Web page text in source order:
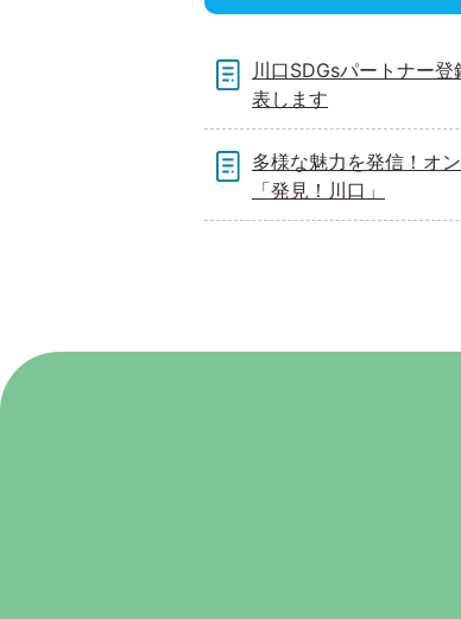
川口SDGsパートナー
表します
多様な魅力を発信！オ
「発見！川口」